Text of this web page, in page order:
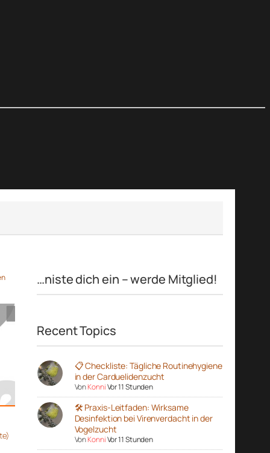
…niste dich ein – werde Mitglied!
Recent Topics
📋 Checkliste: Tägliche Routinehygiene
in der Carduelidenzucht
VonKonniVor 11 Stunden
🛠️ Praxis-Leitfaden: Wirksame
Desinfektion bei Virenverdacht in der
Vogelzucht
VonKonniVor 11 Stunden